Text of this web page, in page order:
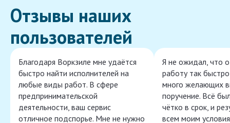
Отзывы наших
пользователей
Благодаря Воркзиле мне удаётся
быстро найти исполнителей на
любые виды работ. В сфере
предпринимательской
деятельности, ваш сервис
отличное подспорье. Мне не нужно
Я не ожидал, что
работу так
много желающих
поручение. Всё
чётко в срок, и
всем моим